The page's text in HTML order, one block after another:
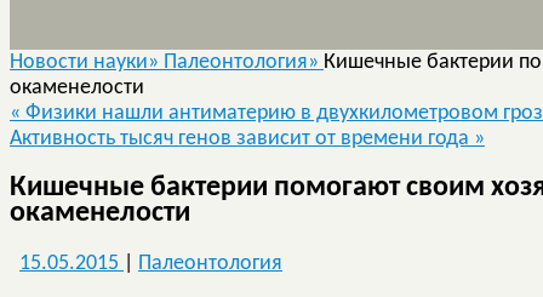
Новости науки» Палеонтология» Кишечные бактерии
окаменелости
« Физики нашли антиматерию в двухкилометровом
Активность тысяч генов зависит от времени года »
Кишечные бактерии помогают своим
окаменелости
15.05.2015 Палеонтология